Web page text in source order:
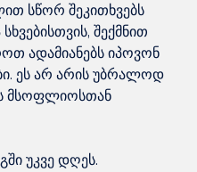
სწორ შეკითხვებს
შექმნით
ადამიანებს იპოვონ
ეს არ არის უბრალოდ
მსოფლიოსთან
უკვე დღეს.